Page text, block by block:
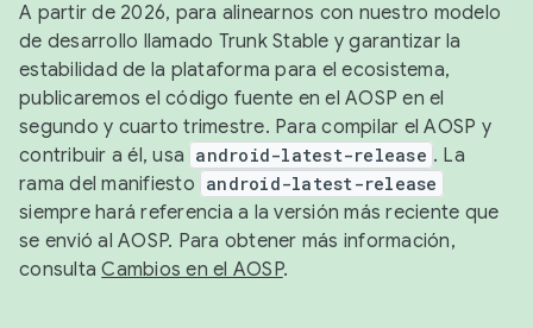
A partir de 2026, para alinearnos con nuestro modelo
de desarrollo llamado Trunk Stable y garantizar la
estabilidad de la plataforma para el ecosistema,
publicaremos el código fuente en el AOSP en el
segundo y cuarto trimestre. Para compilar el AOSP y
contribuir a él, usa android-latest-release . La
rama del manifiesto android-latest-release
siempre hará referencia a la versión más reciente que
se envió al AOSP. Para obtener más información,
consultaCambios en el AOSP.